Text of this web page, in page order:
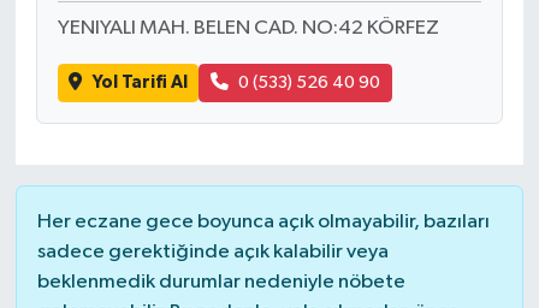
YENIYALI MAH. BELEN CAD. NO:42 KÖRFEZ
Yol Tarifi Al 0 (533) 526 40 90
Her eczane gece boyunca açık olmayabilir, bazıları
sadece gerektiğinde açık kalabilir veya
beklenmedik durumlar nedeniyle nöbete
TREND
OTOMOTİV
TEKNOLOJİ